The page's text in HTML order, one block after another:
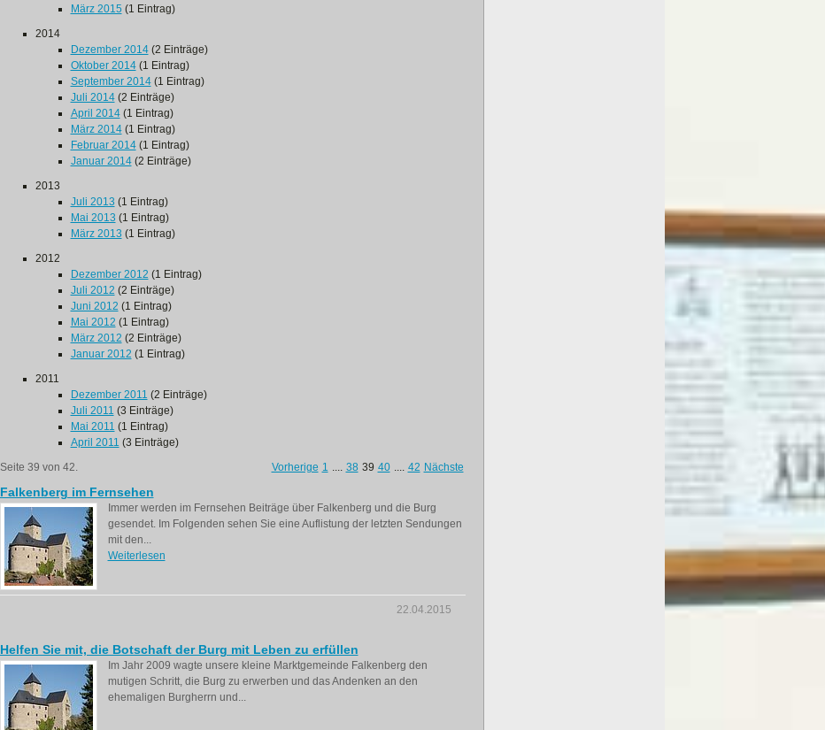
März 2015 (1 Eintrag)
2014
Dezember 2014(2 Einträge)
Oktober 2014(1 Eintrag)
September 2014(1 Eintrag)
Juli 2014(2 Einträge)
April 2014(1 Eintrag)
März 2014(1 Eintrag)
Februar 2014(1 Eintrag)
Januar 2014(2 Einträge)
2013
Juli 2013 (1 Eintrag)
Mai 2013 (1 Eintrag)
März 2013 (1 Eintrag)
2012
Dezember 2012 (1 Eintrag)
Juli 2012 (2 Einträge)
Juni 2012 (1 Eintrag)
Mai 2012 (1 Eintrag)
März 2012 (2 Einträge)
Januar 2012 (1 Eintrag)
2011
Dezember 2011 (2 Einträge)
Juli 2011 (3 Einträge)
Mai 2011 (1 Eintrag)
April 2011 (3 Einträge)
Seite 39 von 42.
Vorherige 1 .... 38 39 40 .... 42 Nächste
Falkenberg im Fernsehen
Immer werden im Fernsehen Beiträge über Falkenberg und die Burg
gesendet. Im Folgenden sehen Sie eine Auflistung der letzten Sendungen
mit den...
Weiterlesen
22.04.2015
Helfen Sie mit, die Botschaft der Burg mit Leben zu erfüllen
Im Jahr 2009 wagte unsere kleine Marktgemeinde Falkenberg den
mutigen Schritt, die Burg zu erwerben und das Andenken an den
ehemaligen Burgherrn und...